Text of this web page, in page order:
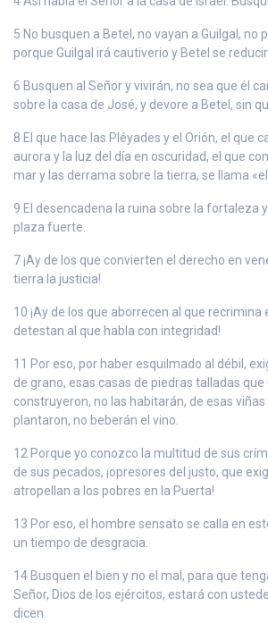
5 No busquen a Betel, no vayan a Guilgal, no
porque Guilgal irá cautiverio y Betel se
6 Busquen al Señor y vivirán, no sea que él
sobre la casa de José, y devore a Betel, sin
8 El que hace las Pléyades y el Orión, el que
aurora y la luz del día en oscuridad, el que
mar y las derrama sobre la tierra, se llama «el
9 El desencadena la ruina sobre la fortaleza
plaza fuerte.
7 ¡Ay de los que convierten el derecho en
tierra la justicia!
10 ¡Ay de los que aborrecen al que recrimina
detestan al que habla con integridad!
11 Por eso, por haber esquilmado al débil,
de grano, esas casas de piedras talladas que
construyeron, no las habitarán, de esas
plantaron, no beberán el vino.
12 Porque yo conozco la multitud de sus
de sus pecados, ¡opresores del justo, que
atropellan a los pobres en la Puerta!
13 Por eso, el hombre sensato se calla en
un tiempo de desgracia.
14 Busquen el bien y no el mal, para que
Señor, Dios de los ejércitos, estará con
dicen.